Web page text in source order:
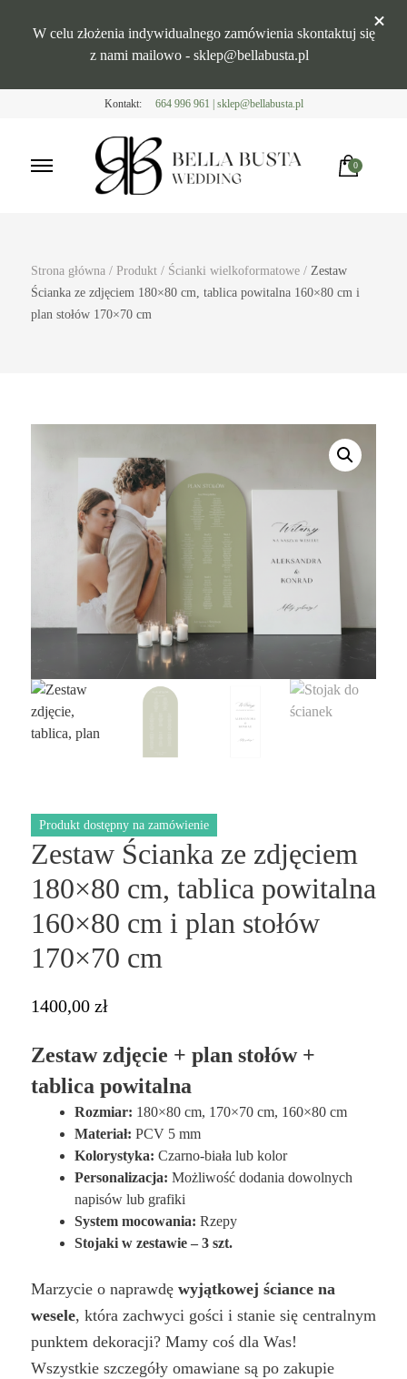
W celu złożenia indywidualnego zamówienia skontaktuj się
z nami mailowo - sklep@bellabusta.pl
Kontakt: 664 996 961 | sklep@bellabusta.pl
0
Strona główna / Produkt / Ścianki wielkoformatowe / Zestaw
Ścianka ze zdjęciem 180×80 cm, tablica powitalna 160×80 cm i
plan stołów 170×70 cm
Zestaw Ścianka ze zdjęciem
180×80 cm, tablica powitalna
160×80 cm i plan stołów
170×70 cm
1400,00 zł
Zestaw zdjęcie + plan stołów +
tablica powitalna
Rozmiar: 180×80 cm, 170×70 cm, 160×80 cm
Materiał: PCV 5 mm
Kolorystyka: Czarno-biała lub kolor
Personalizacja: Możliwość dodania dowolnych
napisów lub grafiki
System mocowania: Rzepy
Stojaki w zestawie – 3 szt.
Marzycie o naprawdę wyjątkowej ściance na
wesele, która zachwyci gości i stanie się centralnym
punktem dekoracji? Mamy coś dla Was!
Wszystkie szczegóły omawiane są po zakupie
Produkt dostępny na zamówienie